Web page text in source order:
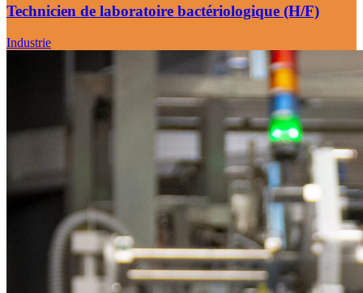
Technicien de laboratoire bactériologique (H/F)
Industrie